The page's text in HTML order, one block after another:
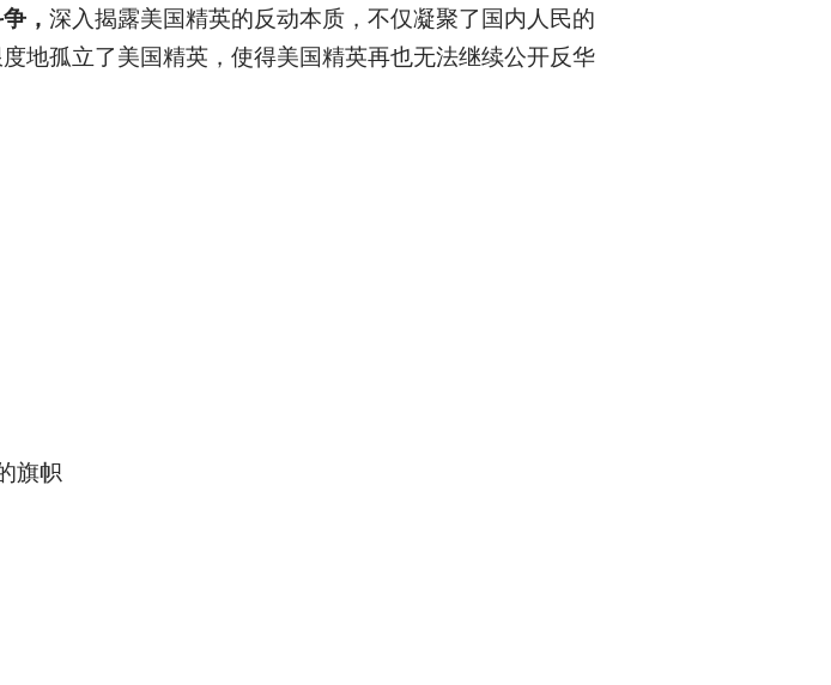
， 深入揭露美国精英的反动本质，不仅凝聚了国内人民的
地孤立了美国精英，使得美国精英再也无法继续公开反华
旗帜